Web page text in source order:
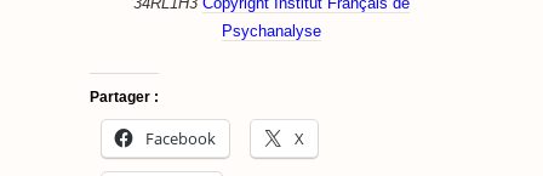
Psychanalyse
Partager :
Facebook X